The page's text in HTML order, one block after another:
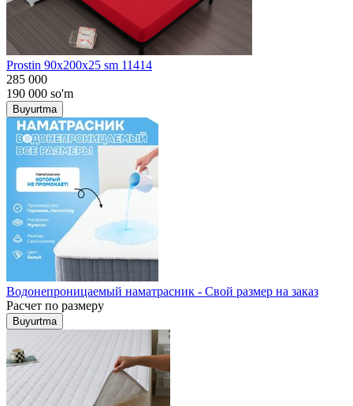
Prostin 90x200x25 sm 11414
285 000
190 000 so'm
Buyurtma
Водонепроницаемый наматрасник - Свой размер на заказ
Расчет по размеру
Buyurtma